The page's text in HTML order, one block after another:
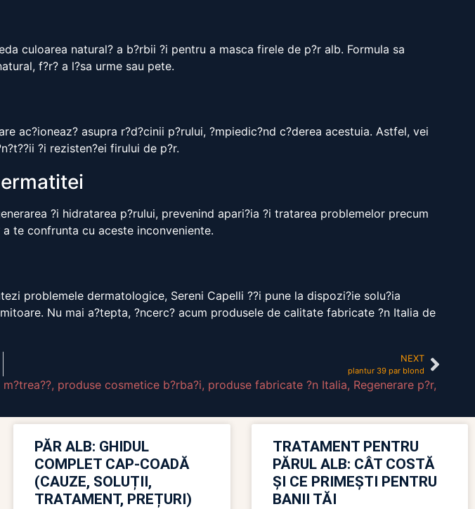
culoarea natural? a b?rbii ?i pentru a masca firele de p?r alb. Formula sa
f?r? a l?sa urme sau pete.
ac?ioneaz? asupra r?d?cinii p?rului, ?mpiedic?nd c?derea acestuia. Astfel, vei
?i rezisten?ei firului de p?r.
?i hidratarea p?rului, prevenind apari?ia ?i tratarea problemelor precum
te confrunta cu aceste inconveniente.
problemele dermatologice, Sereni Capelli ??i pune la dispozi?ie solu?ia
Nu mai a?tepta, ?ncerc? acum produsele de calitate fabricate ?n Italia de
NEXT
plantur 39 par blond
m?trea??, produse cosmetice b?rba?i, produse fabricate ?n Italia, Regenerare p?r,
PĂR ALB: GHIDUL
COMPLET CAP-COADĂ
(CAUZE, SOLUȚII,
TRATAMENT, PREȚURI)
TRATAMENT PENTRU
PĂRUL ALB: CÂT COSTĂ
ȘI CE PRIMEȘTI PENTRU
BANII TĂI